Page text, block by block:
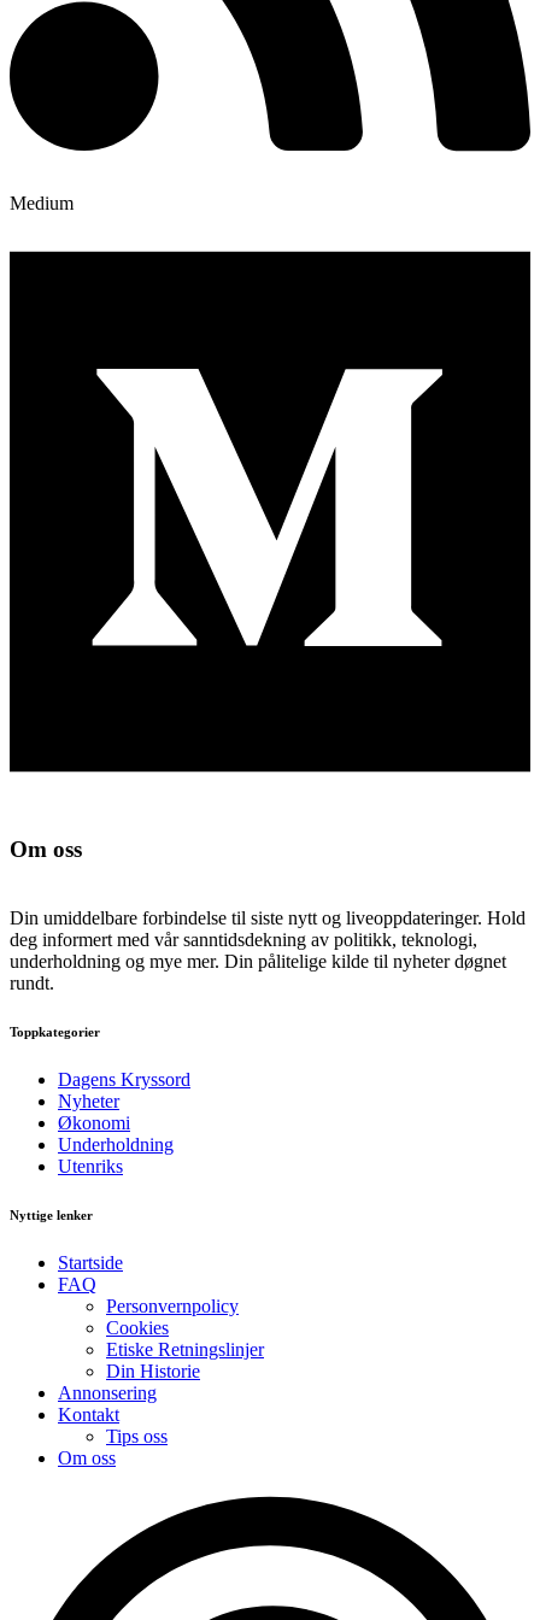
Medium
Om oss
Din umiddelbare forbindelse til siste nytt og liveoppdateringer. Hold
deg informert med vår sanntidsdekning av politikk, teknologi,
underholdning og mye mer. Din pålitelige kilde til nyheter døgnet
rundt.
Toppkategorier
Dagens Kryssord
Nyheter
Økonomi
Underholdning
Utenriks
Nyttige lenker
Startside
FAQ
Personvernpolicy
Cookies
Etiske Retningslinjer
Din Historie
Annonsering
Kontakt
Tips oss
Om oss